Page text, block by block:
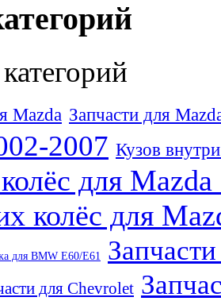
Mazda Запчасти для
2007 Кузов
для
колёс для
для BMW E60/E61
для Chevrolet